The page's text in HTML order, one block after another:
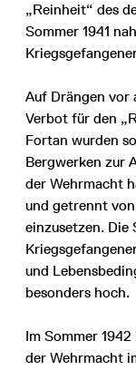
„Reinheit“ des
Sommer 1941
Auf Drängen vor
Verbot für den
Fortan wurden
Bergwerken zur
der Wehrmacht
und getrennt
einzusetzen.
und
besonders hoch.
Im Sommer
der Wehrmacht